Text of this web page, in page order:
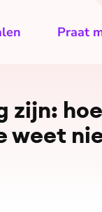
Praat
zijn:
weet